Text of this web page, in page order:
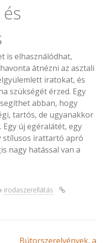
is elhasználódhat,
átnézni az asztali
iratokat, és
szükségét érzed. Egy
abban, hogy
tartós, de ugyanakkor
új egéralátét, egy
stílusos irattartó apró
nagy hatással van a
irodaszerellátás
Bútorszerelvények, a